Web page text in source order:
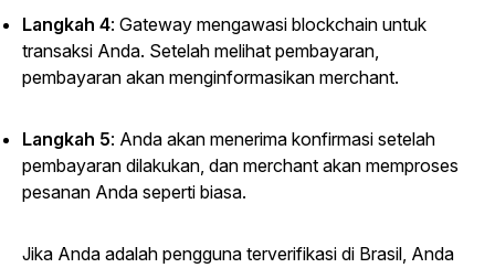
Langkah 4: Gateway mengawasi blockchain untuk
transaksi Anda. Setelah melihat pembayaran,
pembayaran akan menginformasikan merchant.
Langkah 5: Anda akan menerima konfirmasi setelah
pembayaran dilakukan, dan merchant akan memproses
pesanan Anda seperti biasa.
Jika Anda adalah pengguna terverifikasi di Brasil, Anda